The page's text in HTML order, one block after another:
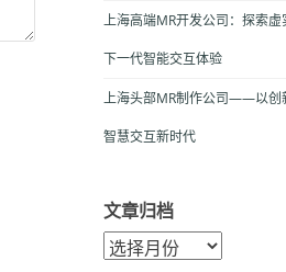
上海高端MR开发公司：探索
下一代智能交互体验
上海头部MR制作公司——以创
智慧交互新时代
文章归档
文
章